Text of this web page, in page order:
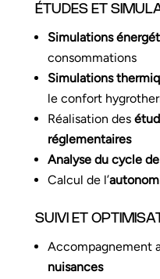
ÉTUDES ET
Simulations
consommations
Simulations
le confort
Réalisation des
réglementaires
Analyse du cycle
Calcul de l’
SUIVI ET
Accompagnement
nuisances